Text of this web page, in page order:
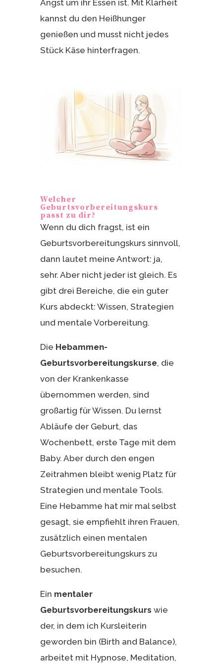
Angst um ihr Essen ist. Mit Klarheit
kannst du den Heißhunger
genießen und musst nicht jedes
Stück Käse hinterfragen.
Welcher
Geburtsvorbereitungskurs
passt zu dir?
Wenn du dich fragst, ist ein
Geburtsvorbereitungskurs sinnvoll,
dann lautet meine Antwort: ja,
sehr. Aber nicht jeder ist gleich. Es
gibt drei Bereiche, die ein guter
Kurs abdeckt: Wissen, Strategien
und mentale Vorbereitung.
Die Hebammen-
Geburtsvorbereitungskurse, die
von der Krankenkasse
übernommen werden, sind
großartig für Wissen. Du lernst
Abläufe der Geburt, das
Wochenbett, erste Tage mit dem
Baby. Aber durch den engen
Zeitrahmen bleibt wenig Platz für
Strategien und mentale Tools.
Eine Hebamme hat mir mal selbst
gesagt, sie empfiehlt ihren Frauen,
zusätzlich einen mentalen
Geburtsvorbereitungskurs zu
besuchen.
Ein mentaler
Geburtsvorbereitungskurs wie
der, in dem ich Kursleiterin
geworden bin (Birth and Balance),
arbeitet mit Hypnose, Meditation,